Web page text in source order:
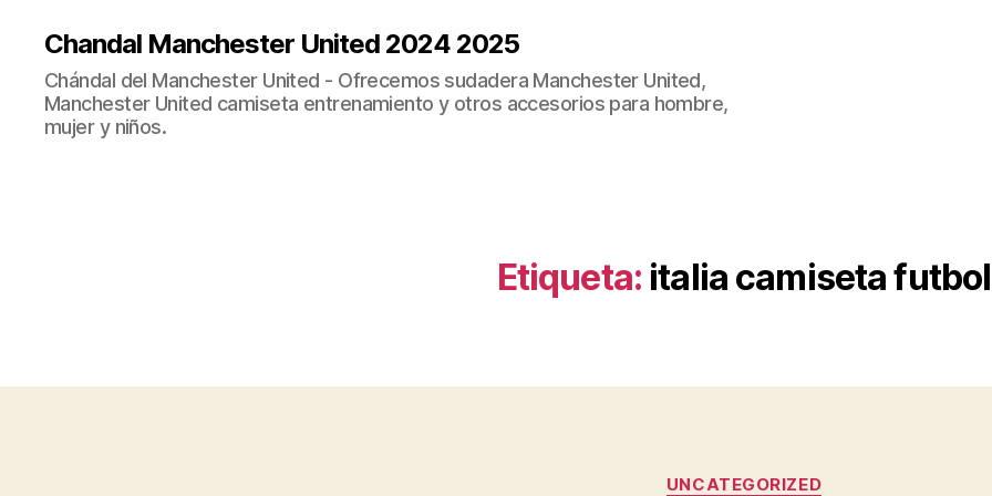
Chandal Manchester United 2024 2025
Chándal del Manchester United - Ofrecemos sudadera Manchester United,
Manchester United camiseta entrenamiento y otros accesorios para hombre,
mujer y niños.
Etiqueta: italia camiseta futbol
Categorías
UNCATEGORIZED